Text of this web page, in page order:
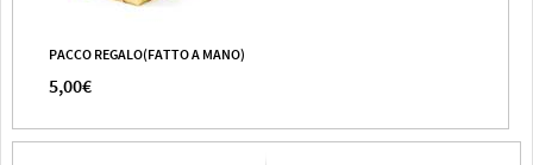
PACCO REGALO(FATTO A MANO)
5,00€